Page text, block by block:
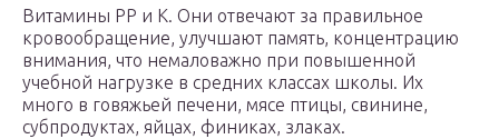
Витамины РР и К. Они отвечают за правильное
кровообращение, улучшают память, концентрацию
внимания, что немаловажно при повышенной
учебной нагрузке в средних классах школы. Их
много в говяжьей печени, мясе птицы, свинине,
субпродуктах, яйцах, финиках, злаках.